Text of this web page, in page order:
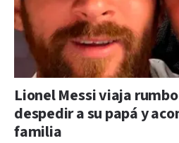
Lionel Messi viaja
despedir a su papá y
familia